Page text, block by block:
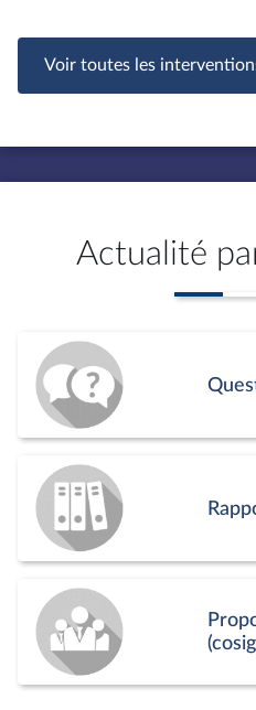
Voir toutes les
Actualité